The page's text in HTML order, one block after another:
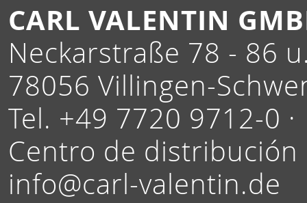
CARL VALENTIN
Neckarstraße 78 - 86
78056 Villingen-
Tel. +49 7720 9712-0 ·
Centro de distribución
info@carl-valentin.de